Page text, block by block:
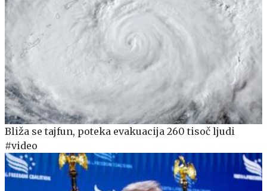
Bliža se tajfun, poteka evakuacija 260 tisoč ljudi
#video